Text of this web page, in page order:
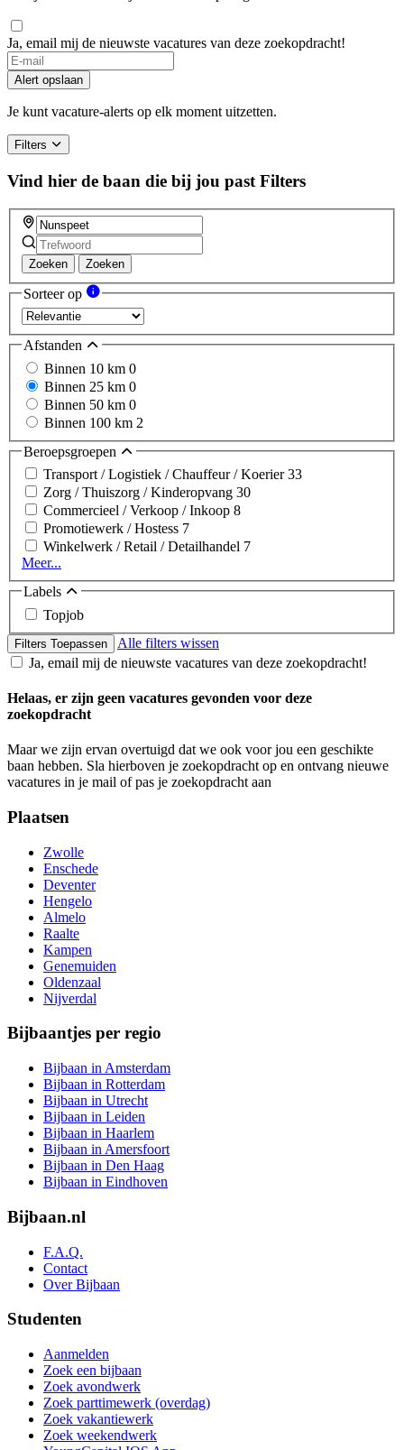
Ja, email mij de nieuwste vacatures van deze zoekopdracht!
If
you
are
a
ignore
this
field
Alert opslaan
Je kunt vacature-alerts op elk moment uitzetten.
Filters
Vind hier de baan die bij jou past Filters
Zoeken Zoeken
Sorteer op
Afstanden
Binnen 10 km 0
Binnen 25 km 0
Binnen 50 km 0
Binnen 100 km 2
Beroepsgroepen
Transport / Logistiek / Chauffeur / Koerier33
Zorg / Thuiszorg / Kinderopvang 30
Commercieel / Verkoop / Inkoop 8
Promotiewerk / Hostess 7
Winkelwerk / Retail / Detailhandel 7
Meer...
Labels
Topjob
Filters Toepassen
Alle filters wissen
Ja, email mij de nieuwste vacatures van deze zoekopdracht!
Helaas, er zijn geen vacatures gevonden voor deze
zoekopdracht
Maar we zijn ervan overtuigd dat we ook voor jou een geschikte
baan hebben. Sla hierboven je zoekopdracht op en ontvang nieuwe
vacatures in je mail of pas je zoekopdracht aan
Plaatsen
Zwolle
Enschede
Deventer
Hengelo
Almelo
Raalte
Kampen
Genemuiden
Oldenzaal
Nijverdal
Bijbaantjes per regio
Bijbaan in Amsterdam
Bijbaan in Rotterdam
Bijbaan in Utrecht
Bijbaan in Leiden
Bijbaan in Haarlem
Bijbaan in Amersfoort
Bijbaan in Den Haag
Bijbaan in Eindhoven
Bijbaan.nl
F.A.Q.
Contact
Over Bijbaan
Studenten
Aanmelden
Zoek een bijbaan
Zoek avondwerk
Zoek parttimewerk (overdag)
Zoek vakantiewerk
Zoek weekendwerk